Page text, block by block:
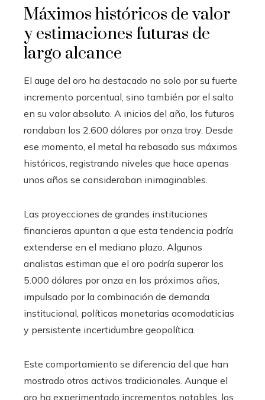
Máximos históricos de valor
y estimaciones futuras de
largo alcance
El auge del oro ha destacado no solo por su fuerte
incremento porcentual, sino también por el salto
en su valor absoluto. A inicios del año, los futuros
rondaban los 2.600 dólares por onza troy. Desde
ese momento, el metal ha rebasado sus máximos
históricos, registrando niveles que hace apenas
unos años se consideraban inimaginables.
Las proyecciones de grandes instituciones
financieras apuntan a que esta tendencia podría
extenderse en el mediano plazo. Algunos
analistas estiman que el oro podría superar los
5.000 dólares por onza en los próximos años,
impulsado por la combinación de demanda
institucional, políticas monetarias acomodaticias
y persistente incertidumbre geopolítica.
Este comportamiento se diferencia del que han
mostrado otros activos tradicionales. Aunque el
oro ha experimentado incrementos notables, los